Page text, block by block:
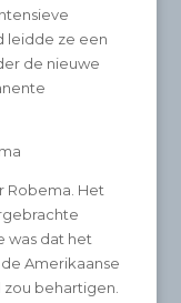
leidde ze een
de nieuwe
Robema. Het
was dat het
Amerikaanse
behartigen.